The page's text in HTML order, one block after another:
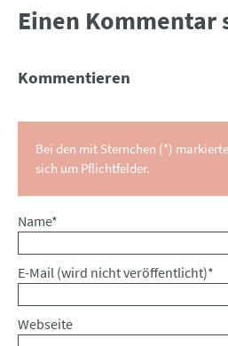
Einen Kommentar
Kommentieren
Bei den mit Sternchen (*)
sich um Pflichtfelder.
Pflichtfeld
Name*
Pflichtfeld
E-Mail (wird nicht veröffentlicht)*
Webseite